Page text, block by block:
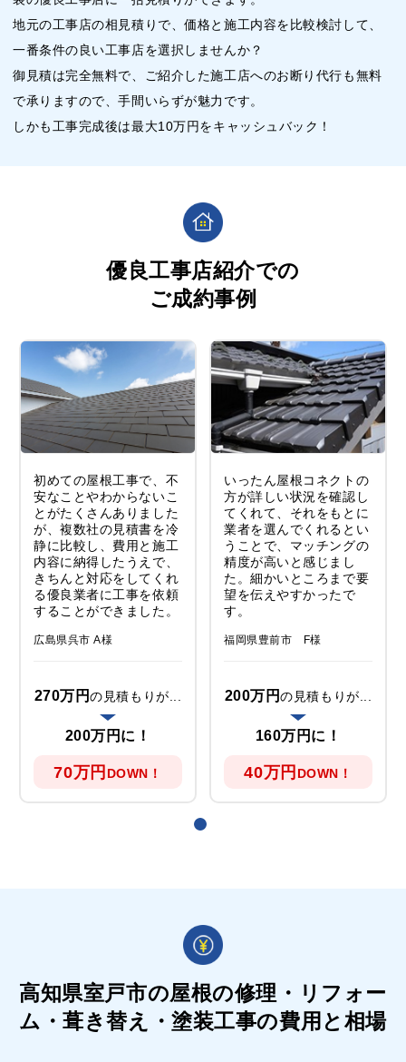
地元の工事店の相見積りで、価格と施工内容を比較検討して、
一番条件の良い工事店を選択しませんか？
御見積は完全無料で、ご紹介した施工店へのお断り代行も無料
で承りますので、手間いらずが魅力です。
しかも工事完成後は最大10万円をキャッシュバック！
優良工事店紹介での
ご成約事例
初めての屋根工事で、不
安なことやわからないこ
とがたくさんありました
が、複数社の見積書を冷
静に比較し、費用と施工
内容に納得したうえで、
きちんと対応をしてくれ
る優良業者に工事を依頼
することができました。
広島県呉市 A様
270万円の見積もりが...
200万円に！
70万円 DOWN！
いったん屋根コネクトの
方が詳しい状況を確認し
てくれて、それをもとに
業者を選んでくれるとい
うことで、マッチングの
精度が高いと感じまし
た。細かいところまで要
望を伝えやすかったで
す。
福岡県豊前市 F様
200万円の見積もりが...
160万円に！
40万円 DOWN！
高知県室戸市の屋根の修理・リフォー
ム・葺き替え・塗装工事の費用と相場